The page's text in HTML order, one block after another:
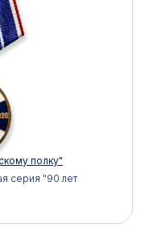
полку"
серия "90 лет